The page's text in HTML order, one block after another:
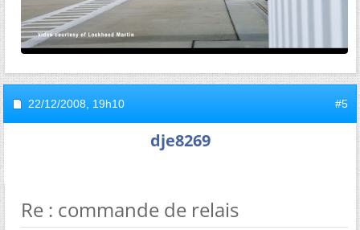
22/12/2008, 19h10 #5
dje8269
Re : commande de relais